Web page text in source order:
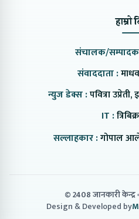
हाम्रो
संचालक/
संवाददाता :
न्युज डेक्स :पवित्रा
IT :
सल्लाहकार :गोपाल
© 2408 जानकारी केन्द्र
Design & Developed by